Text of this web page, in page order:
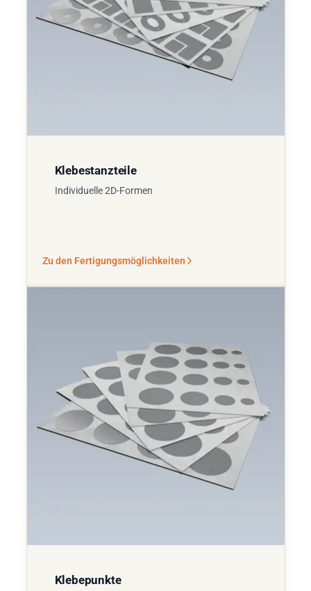
Klebestanzteile
Individuelle 2D-Formen
Zu den Fertigungsmöglichkeiten
Klebepunkte